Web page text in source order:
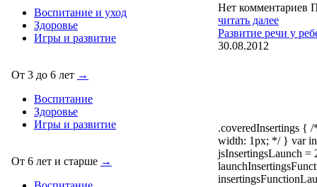
Воспитание и уход
Здоровье
Игры и развитие
От 3 до 6 лет →
Воспитание
Здоровье
Игры и развитие
От 6 лет и старше →
Нет комментариев
читать далее
Развитие речи у
30.08.2012
.coveredInsertings {
width: 1px; */ } var
jsInsertingsLaunch =